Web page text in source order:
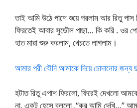
তাই আমি উঠে পাশে শুয়ে পরলাম আর রিতু
ফিরতেই আবার সুডৌল পাছা… কি করি . ওর
হাত মারা শুরু করলাম, খেচতে লাগলাম।
আমার পরী বৌদি আমাকে দিয়ে চোদানোর
হটাত রিতু এপাশ ফিরলো, ফিরেই দেখলো
না, একটু হেসে বললো ,“কর আমি দেখি…”